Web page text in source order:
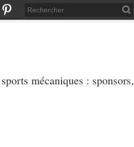
mécaniques : sponsors,